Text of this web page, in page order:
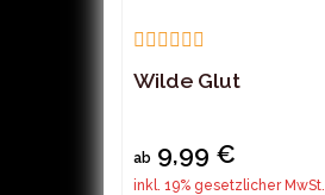
Wilde Glut
ab 9,99 €
inkl. 19% gesetzlicher MwSt.